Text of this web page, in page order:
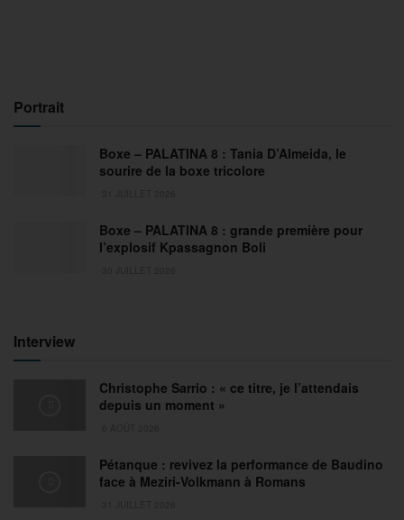
Portrait
Boxe – PALATINA 8 : Tania D’Almeida, le
sourire de la boxe tricolore
Boxe – PALATINA 8 : grande première pour
l’explosif Kpassagnon Boli
Interview
Christophe Sarrio : « ce titre, je l’attendais
depuis un moment »
Pétanque : revivez la performance de Baudino
face à Meziri-Volkmann à Romans